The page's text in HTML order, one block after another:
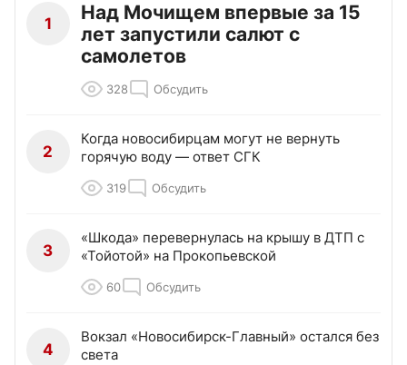
1
Над Мочищем впервые за 15
лет запустили салют с
самолетов
328 Обсудить
2
Когда новосибирцам могут не вернуть
горячую воду — ответ СГК
319 Обсудить
3
«Шкода» перевернулась на крышу в ДТП с
«Тойотой» на Прокопьевской
60 Обсудить
4
Вокзал «Новосибирск-Главный» остался без
света